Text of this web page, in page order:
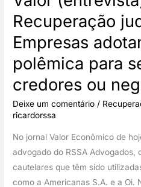
Figueirense
Recuperação
Empresas
polêmica para
credores ou
Deixe um comentário /
ricardorssa
No jornal Valor Econômico de
advogado do RSSA Advogados,
cautelares que têm sido
como a Americanas S.A. e a Oi.